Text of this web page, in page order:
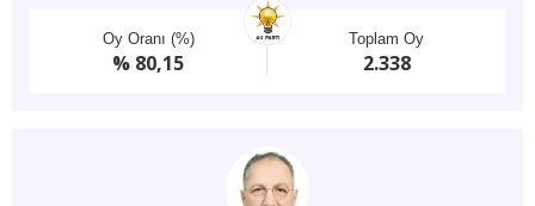
Oy Oranı (%)
% 80,15
Toplam Oy
2.338